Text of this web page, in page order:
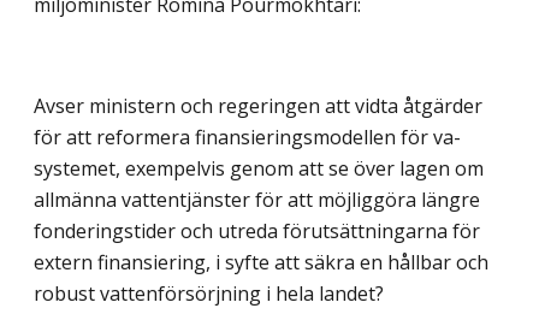
Avser ministern och regeringen att vidta åtgärder
för att reformera finansieringsmodellen för va-
systemet, exempelvis genom att se över lagen om
allmänna vattentjänster för att möjliggöra längre
fonderingstider och utreda förutsättningarna för
extern finansiering, i syfte att säkra en hållbar och
robust vattenförsörjning i hela landet?